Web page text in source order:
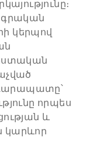
կերպով
որպես
և
կարևոր